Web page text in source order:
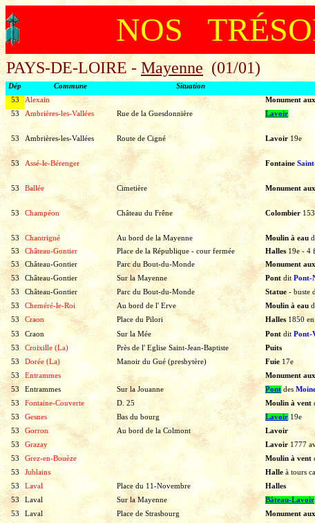
NOS
PAYS-DE-LOIRE - Mayenne (01/01)
Dép Commune Situation
53
Alexain Monument
53
Ambrières-les-Vallées Rue de la Guesdonnière Lavoir
53 Ambrières-les-Vallées Route de Cigné Lavoir 19e
53 Assé-le-Bérenger Fontaine
53 Ballée Cimetière Monument
53 Champéon Château du Frêne Colombier
53 Chantrigné Au bord de la Mayenne Moulin à eau
53
Château-Gontier Place de la République - cour fermée Halles19e - 4
53
Château-Gontier Parc du Bout-du-Monde Monument
53
Château-Gontier Sur la Mayenne Pont dit Pont-
53
Château-Gontier Parc du Bout-du-Monde Statue - buste
53
Cheméré-le-Roi Au bord de l' Erve Moulin à eau
53
Craon Place du Pilori Halles 1850 en
53
Craon Sur la Mée Pont dit Pont-
53
Croixille (La) Près de l' Eglise Saint-Jean-Baptiste
Puits
53
Dorée (La) Manoir du Gué (presbytère) Fuie 17e
53
Entrammes Monument
53
Entrammes Sur la Jouanne Pont des
53
Fontaine-Couverte D. 25 Moulin à vent
53
Gesnes Bas du bourg Lavoir 19e
53
Gorron Au bord de la Colmont
Lavoir
53
Grazay Lavoir 1777
53
Grez-en-Bouèze Moulin à vent
53
Jublains Halle à tours
53
Laval Place du 11-Novembre
Halles
53
Laval Sur la Mayenne Bâteau-Lavoir
53
Laval Place de Strasbourg Monument